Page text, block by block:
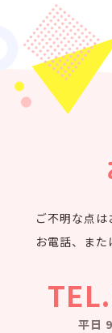
ご不明な点は
お電話、また
平日